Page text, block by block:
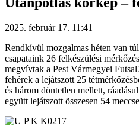
2025. február 17. 11:41
Rendkívül mozgalmas héten van
csapataink 26 felkészülési
megvívtak a Pest Vármegyei
fehérek a lejátszott 25
és három döntetlen mellett,
együtt lejátszott összesen 54